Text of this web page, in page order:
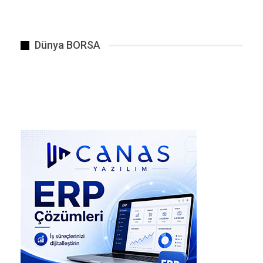
Bu ne anlama geliyor?
ediyor. Özellikle: gençler, öğrenciler, yeni ev
kuracak aileler için erişilebilir konut hâlâ zor.
Olağan durum şu: fiyatlar bazı bölgelerde
sabitlense bile gelire göre hâlâ çok yüksek.
İş dünyasında sessiz dönüşüm
başladı
Çok konuşulmuyor ama ciddi değişim var: yapay
Dünya BORSA